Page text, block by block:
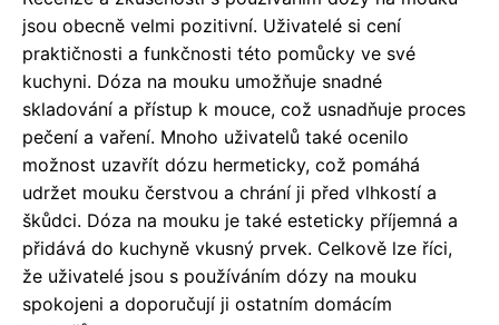
jsou obecně velmi pozitivní. Uživatelé si cení
praktičnosti a funkčnosti této pomůcky ve své
kuchyni. Dóza na mouku umožňuje snadné
skladování a přístup k mouce, což usnadňuje proces
pečení a vaření. Mnoho uživatelů také ocenilo
možnost uzavřít dózu hermeticky, což pomáhá
udržet mouku čerstvou a chrání ji před vlhkostí a
škůdci. Dóza na mouku je také esteticky příjemná a
přidává do kuchyně vkusný prvek. Celkově lze říci,
že uživatelé jsou s používáním dózy na mouku
spokojeni a doporučují ji ostatním domácím